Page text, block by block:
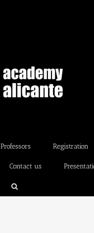
Professors Registration
Contact us